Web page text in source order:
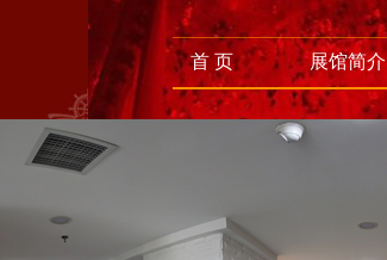
首 页 展馆简介